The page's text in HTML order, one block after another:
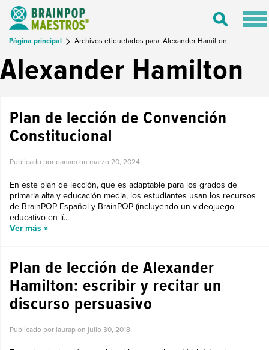
Toggle
Página principal Archivos etiquetados para: Alexander Hamilton
Alexander Hamilton
Plan de lección de Convención
Constitucional
Publicado por danam on marzo 20, 2024
En este plan de lección, que es adaptable para los grados de
primaria alta y educación media, los estudiantes usan los recursos
de BrainPOP Español y BrainPOP (incluyendo un videojuego
educativo en lí...
Ver más »
Plan de lección de Alexander
Hamilton: escribir y recitar un
discurso persuasivo
Publicado por laurap on julio 30, 2018